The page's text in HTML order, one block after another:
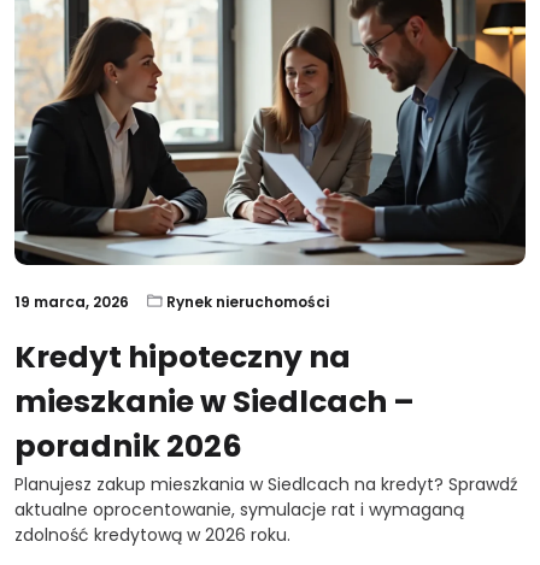
19 marca, 2026 Rynek nieruchomości
Kredyt hipoteczny na
mieszkanie w Siedlcach –
poradnik 2026
Planujesz zakup mieszkania w Siedlcach na kredyt? Sprawdź
aktualne oprocentowanie, symulacje rat i wymaganą
zdolność kredytową w 2026 roku.